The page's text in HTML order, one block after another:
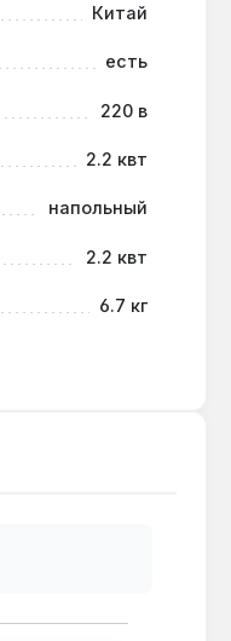
Китай
есть
220 в
2.2 квт
напольный
2.2 квт
6.7 кг